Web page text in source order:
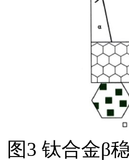
图3 钛合金β